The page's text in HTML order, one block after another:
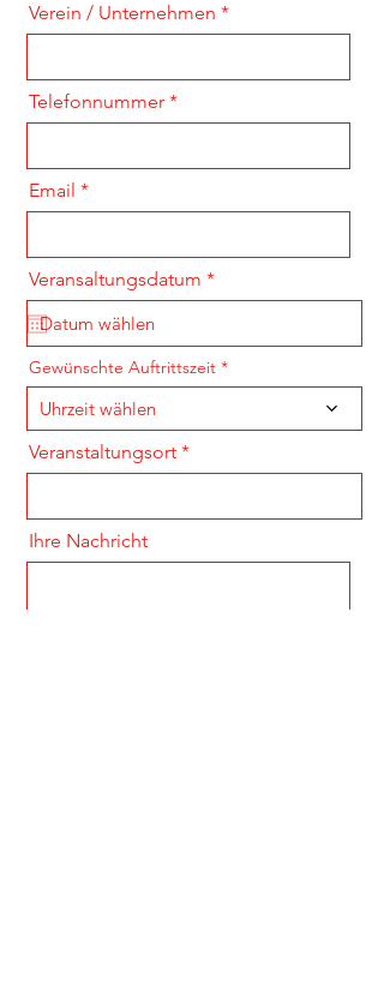
Verein / Unternehmen
Telefonnummer
Email
Veransaltungsdatum *r
e
i
r
e
Gewünschte Auftrittszeit
Uhrzeit wählen
Veranstaltungsort
Ihre Nachricht